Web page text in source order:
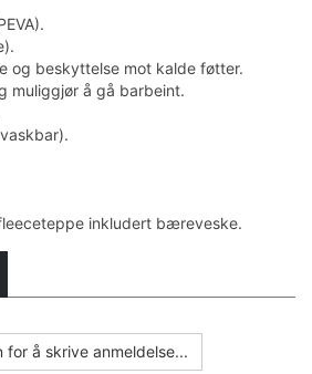
og beskyttelse mot kalde føtter.
muliggjør å gå barbeint.
inkludert bæreveske.
for å skrive anmeldelse...